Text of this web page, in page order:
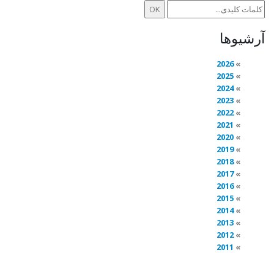
آرشیوها
2026
2025
2024
2023
2022
2021
2020
2019
2018
2017
2016
2015
2014
2013
2012
2011